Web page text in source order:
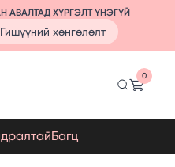
АВАЛТАД ХҮРГЭЛТ ҮНЭГҮЙ
Гишүүний хөнгөлөлт
0
Багц